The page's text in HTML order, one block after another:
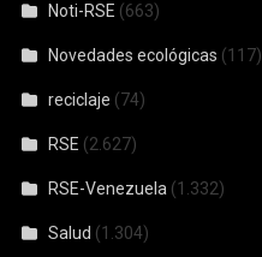
Noti-RSE (663)
Novedades ecológicas (117)
reciclaje (74)
RSE (2.627)
RSE-Venezuela (1.332)
Salud (1.304)